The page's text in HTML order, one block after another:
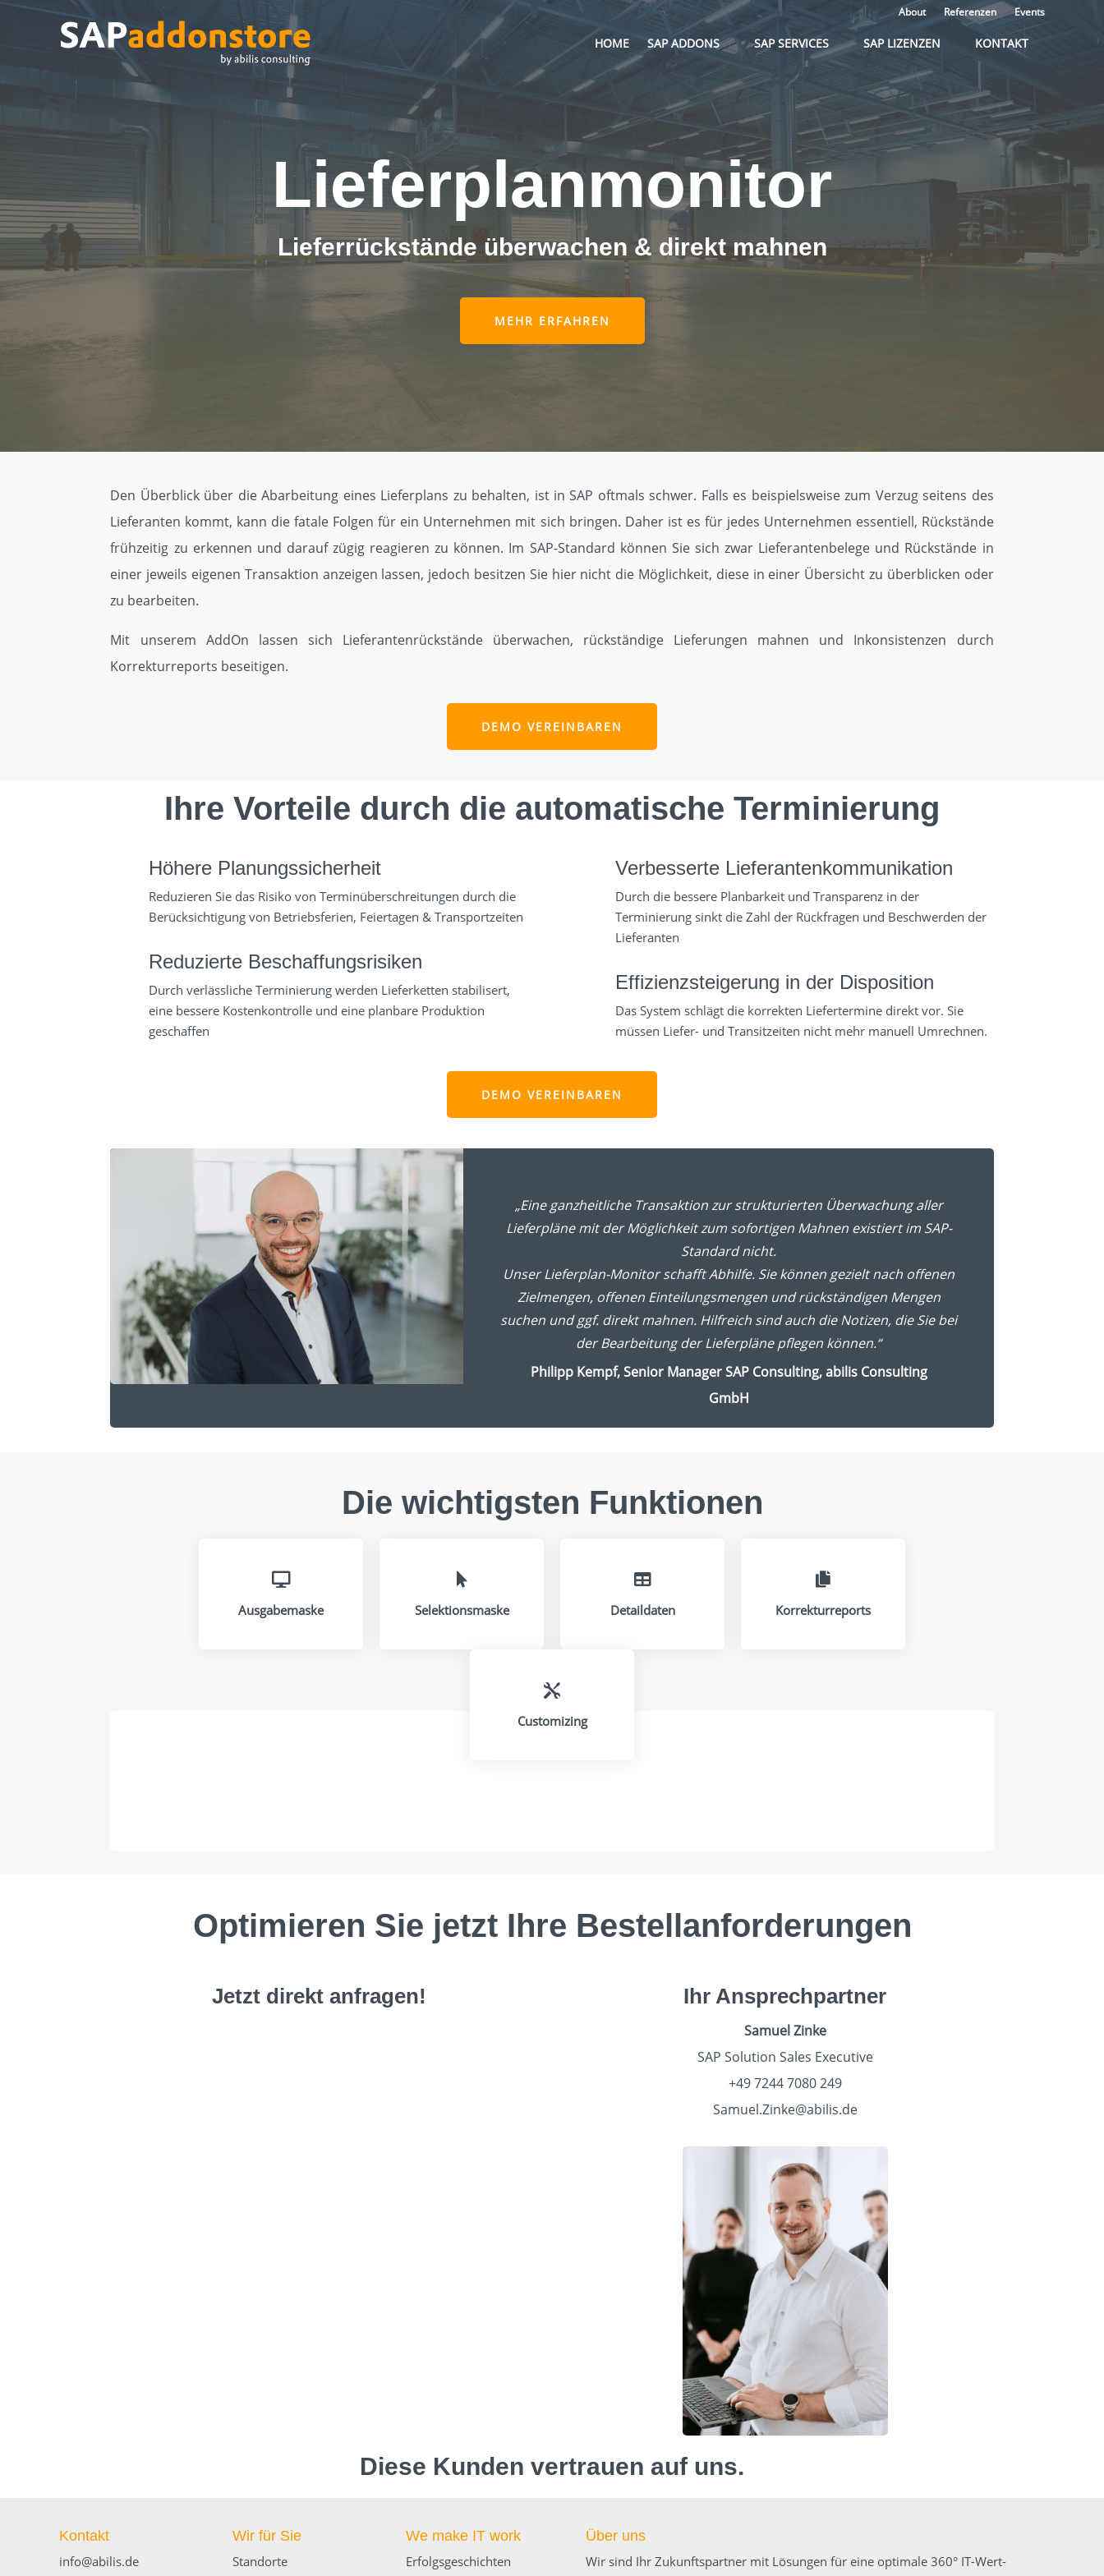
About Referenzen Events
HOME SAP ADDONS SAP SERVICES SAP LIZENZEN KONTAKT
Lieferplanmonitor
Lieferrückstände überwachen & direkt mahnen
MEHR ERFAHREN
Den Überblick über die Abarbeitung eines Lieferplans zu behalten, ist in SAP oftmals schwer. Falls es beispielsweise zum Verzug seitens des
Lieferanten kommt, kann die fatale Folgen für ein Unternehmen mit sich bringen. Daher ist es für jedes Unternehmen essentiell, Rückstände
frühzeitig zu erkennen und darauf zügig reagieren zu können. Im SAP-Standard können Sie sich zwar Lieferantenbelege und Rückstände in
einer jeweils eigenen Transaktion anzeigen lassen, jedoch besitzen Sie hier nicht die Möglichkeit, diese in einer Übersicht zu überblicken oder
zu bearbeiten.
Mit unserem AddOn lassen sich Lieferantenrückstände überwachen, rückständige Lieferungen mahnen und Inkonsistenzen durch
Korrekturreports beseitigen.
DEMO VEREINBAREN
Ihre Vorteile durch die automatische Terminierung
Höhere Planungssicherheit
Reduzieren Sie das Risiko von Terminüberschreitungen durch die
Berücksichtigung von Betriebsferien, Feiertagen & Transportzeiten
Reduzierte Beschaffungsrisiken
Durch verlässliche Terminierung werden Lieferketten stabilisert,
eine bessere Kostenkontrolle und eine planbare Produktion
geschaffen
Verbesserte Lieferantenkommunikation
Durch die bessere Planbarkeit und Transparenz in der
Terminierung sinkt die Zahl der Rückfragen und Beschwerden der
Lieferanten
Effizienzsteigerung in der Disposition
Das System schlägt die korrekten Liefertermine direkt vor. Sie
müssen Liefer- und Transitzeiten nicht mehr manuell Umrechnen.
DEMO VEREINBAREN
„Eine ganzheitliche Transaktion zur strukturierten Überwachung aller
Lieferpläne mit der Möglichkeit zum sofortigen Mahnen existiert im SAP-
Standard nicht.
Unser Lieferplan-Monitor schafft Abhilfe. Sie können gezielt nach offenen
Zielmengen, offenen Einteilungsmengen und rückständigen Mengen
suchen und ggf. direkt mahnen. Hilfreich sind auch die Notizen, die Sie bei
der Bearbeitung der Lieferpläne pflegen können.“
Philipp Kempf, Senior Manager SAP Consulting, abilis Consulting
GmbH
Die wichtigsten Funktionen

Ausgabemaske

Selektionsmaske

Detaildaten

Korrekturreports

Customizing
Optimieren Sie jetzt Ihre Bestellanforderungen
Jetzt direkt anfragen! Ihr Ansprechpartner
Samuel Zinke
SAP Solution Sales Executive
+49 7244 7080 249
Samuel.Zinke@abilis.de
Diese Kunden vertrauen auf uns.
Kontakt
info@abilis.de
Wir für Sie
Standorte
We make IT work
Erfolgsgeschichten
Über uns
Wir sind Ihr Zukunftspartner mit Lösungen für eine optimale 360° IT-Wert­